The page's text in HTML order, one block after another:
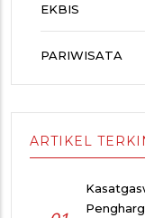
EKBIS
PARIWISATA
ARTIKEL